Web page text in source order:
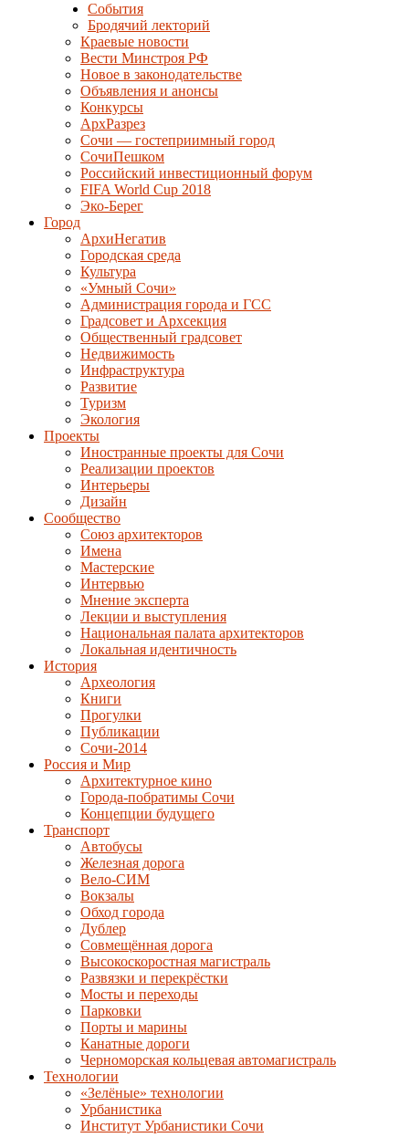
События
Бродячий лекторий
Краевые новости
Вести Минстроя РФ
Новое в законодательстве
Объявления и анонсы
Конкурсы
АрхРазрез
Сочи — гостеприимный город
СочиПешком
Российский инвестиционный форум
FIFA World Cup 2018
Эко-Берег
Город
АрхиНегатив
Городская среда
Культура
«Умный Сочи»
Администрация города и ГСС
Градсовет и Архсекция
Общественный градсовет
Недвижимость
Инфраструктура
Развитие
Туризм
Экология
Проекты
Иностранные проекты для Сочи
Реализации проектов
Интерьеры
Дизайн
Сообщество
Союз архитекторов
Имена
Мастерские
Интервью
Мнение эксперта
Лекции и выступления
Национальная палата архитекторов
Локальная идентичность
История
Археология
Книги
Прогулки
Публикации
Сочи-2014
Россия и Мир
Архитектурное кино
Города-побратимы Сочи
Концепции будущего
Транспорт
Автобусы
Железная дорога
Вело-СИМ
Вокзалы
Обход города
Дублер
Совмещённая дорога
Высокоскоростная магистраль
Развязки и перекрёстки
Мосты и переходы
Парковки
Порты и марины
Канатные дороги
Черноморская кольцевая автомагистраль
Технологии
«Зелёные» технологии
Урбанистика
Институт Урбанистики Сочи